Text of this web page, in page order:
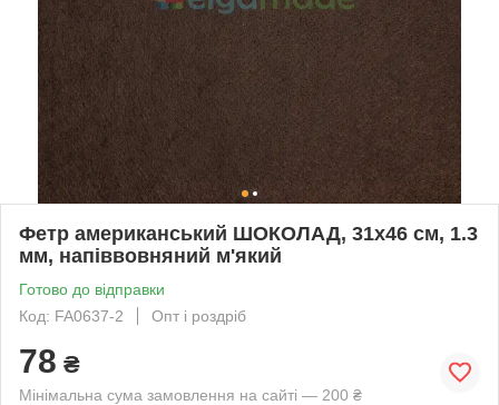
Фетр американський ШОКОЛАД, 31x46 см, 1.3
мм, напіввовняний м'який
Готово до відправки
Код: FA0637-2
Опт і роздріб
78 ₴
Мінімальна сума замовлення на сайті — 200 ₴